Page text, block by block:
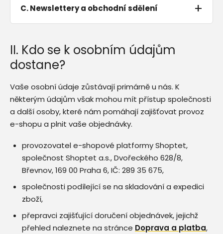
C. Newslettery a obchodní sdělení
II. Kdo se k osobním údajům
dostane?
Vaše osobní údaje zůstávají primárně u nás. K
některým údajům však mohou mít přístup společnosti
a další osoby, které nám pomáhají zajišťovat provoz
e-shopu a plnit vaše objednávky.
provozovatel e-shopové platformy Shoptet,
společnost Shoptet a.s., Dvořeckého 628/8,
Břevnov, 169 00 Praha 6, IČ: 289 35 675,
společnosti podílející se na skladování a expedici
zboží,
přepravci zajišťující doručení objednávek, jejichž
přehled naleznete na stránce Doprava a platba,